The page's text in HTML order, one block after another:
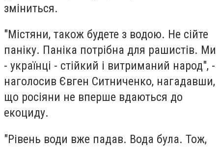
зміниться.
"Містяни, також будете з водою. Не сійте
паніку. Паніка потрібна для рашистів. Ми
- українці - стійкий і витриманий народ", -
наголосив Євген Ситниченко, нагадавши,
що росіяни не вперше вдаються до
екоциду.
"Рівень води вже падав. Вода була. Тож,